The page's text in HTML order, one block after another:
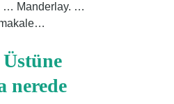
… Manderlay. …
nerede